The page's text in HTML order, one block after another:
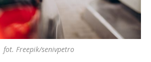
fot. Freepik/senivpetro